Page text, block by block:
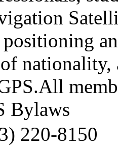
nationality,
Bylaws
220-8150